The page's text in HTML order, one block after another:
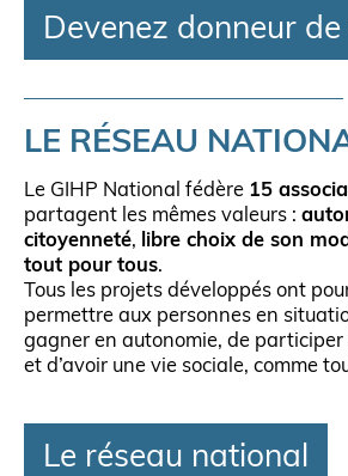
Devenez donneur
LE RÉSEAU
Le GIHP National fédère 15
partagent les mêmes valeurs :
citoyenneté, libre choix de son
tout pour tous.
Tous les projets développés ont
permettre aux personnes en
gagner en autonomie, de participer
et d’avoir une vie sociale, comme
Le réseau national